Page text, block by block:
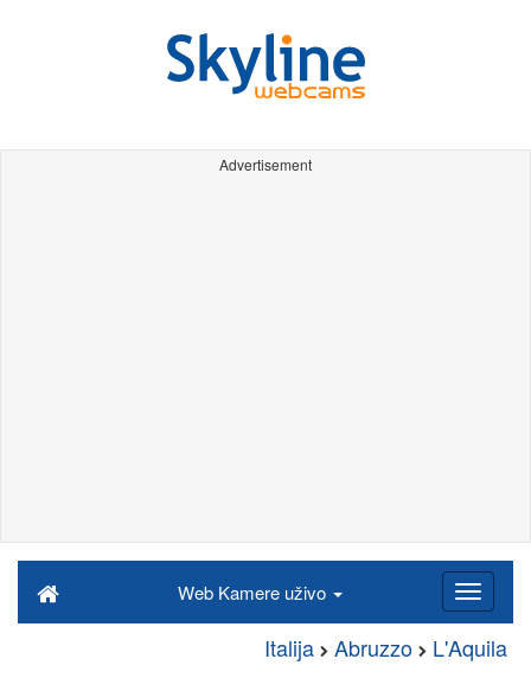
Advertisement
Web Kamere uživo
Italija Abruzzo L'Aquila